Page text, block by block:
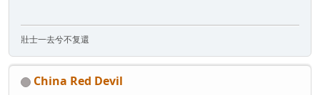
壯士一去兮不复還
China Red Devil